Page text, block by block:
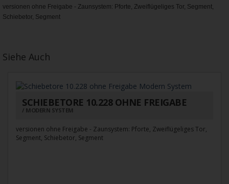
versionen ohne Freigabe - Zaunsystem: Pforte, Zweiflügeliges Tor, Segment,
Schiebetor, Segment
Siehe Auch
SCHIEBETORE 10.228 OHNE FREIGABE
MODERN SYSTEM
versionen ohne Freigabe - Zaunsystem: Pforte, Zweiflügeliges Tor,
Segment, Schiebetor, Segment